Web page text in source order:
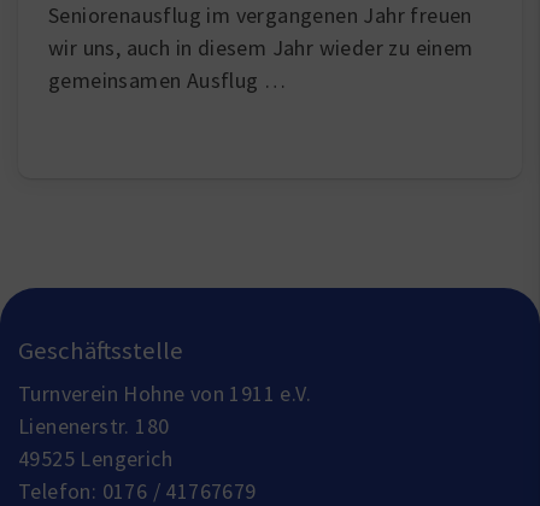
Seniorenausflug im vergangenen Jahr freuen
wir uns, auch in diesem Jahr wieder zu einem
gemeinsamen Ausflug …
Geschäftsstelle
Turnverein Hohne von 1911 e.V.
Lienenerstr. 180
49525 Lengerich
Telefon: 0176 / 41767679